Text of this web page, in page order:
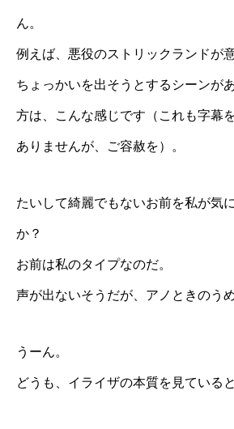
ん。
例えば、悪役のストリックランドが
ちょっかいを出そうとするシーンが
方は、こんな感じです（これも字幕
ありませんが、ご容赦を）。
たいして綺麗でもないお前を私が気
か？
お前は私のタイプなのだ。
声が出ないそうだが、アノときのう
うーん。
どうも、イライザの本質を見ている